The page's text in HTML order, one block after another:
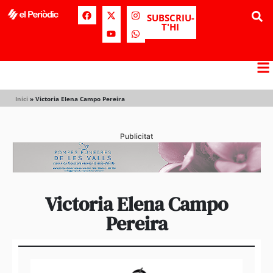
SUBSCRIU-
T'HI
Inici » Victoria Elena Campo Pereira
Publicitat
Victoria Elena Campo
Pereira